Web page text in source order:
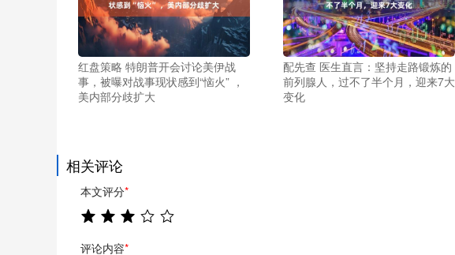
红盘策略 特朗普开会讨论美伊战
事，被曝对战事现状感到“恼火” ，
美内部分歧扩大
配先查 医生直言：坚持走路锻炼的
前列腺人，过不了半个月，迎来7大
变化
相关评论
本文评分*
评论内容*